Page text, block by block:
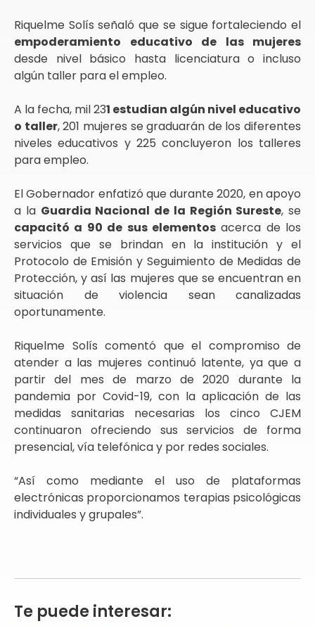
Riquelme Solís señaló que se sigue fortaleciendo el
empoderamiento educativo de las mujeres
desde nivel básico hasta licenciatura o incluso
algún taller para el empleo.
A la fecha, mil 231 estudian algún nivel educativo
o taller, 201 mujeres se graduarán de los diferentes
niveles educativos y 225 concluyeron los talleres
para empleo.
El Gobernador enfatizó que durante 2020, en apoyo
a la Guardia Nacional de la Región Sureste, se
capacitó a 90 de sus elementosacerca de los
servicios que se brindan en la institución y el
Protocolo de Emisión y Seguimiento de Medidas de
Protección, y así las mujeres que se encuentran en
situación de violencia sean canalizadas
oportunamente.
Riquelme Solís comentó que el compromiso de
atender a las mujeres continuó latente, ya que a
partir del mes de marzo de 2020 durante la
pandemia por Covid-19, con la aplicación de las
medidas sanitarias necesarias los cinco CJEM
continuaron ofreciendo sus servicios de forma
presencial, vía telefónica y por redes sociales.
“Así como mediante el uso de plataformas
electrónicas proporcionamos terapias psicológicas
individuales y grupales”.
Te puede interesar: